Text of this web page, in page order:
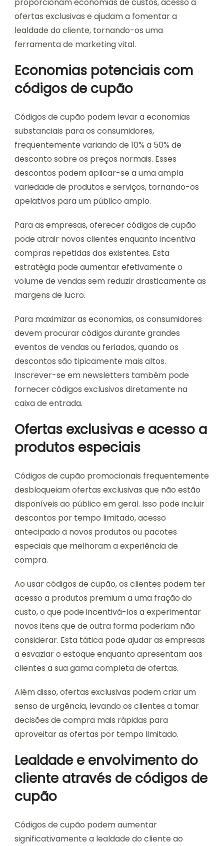
ofertas exclusivas e ajudam a fomentar a
lealdade do cliente, tornando-os uma
ferramenta de marketing vital.
Economias potenciais com
códigos de cupão
Códigos de cupão podem levar a economias
substanciais para os consumidores,
frequentemente variando de 10% a 50% de
desconto sobre os preços normais. Esses
descontos podem aplicar-se a uma ampla
variedade de produtos e serviços, tornando-os
apelativos para um público amplo.
Para as empresas, oferecer códigos de cupão
pode atrair novos clientes enquanto incentiva
compras repetidas dos existentes. Esta
estratégia pode aumentar efetivamente o
volume de vendas sem reduzir drasticamente as
margens de lucro.
Para maximizar as economias, os consumidores
devem procurar códigos durante grandes
eventos de vendas ou feriados, quando os
descontos são tipicamente mais altos.
Inscrever-se em newsletters também pode
fornecer códigos exclusivos diretamente na
caixa de entrada.
Ofertas exclusivas e acesso a
produtos especiais
Códigos de cupão promocionais frequentemente
desbloqueiam ofertas exclusivas que não estão
disponíveis ao público em geral. Isso pode incluir
descontos por tempo limitado, acesso
antecipado a novos produtos ou pacotes
especiais que melhoram a experiência de
compra.
Ao usar códigos de cupão, os clientes podem ter
acesso a produtos premium a uma fração do
custo, o que pode incentivá-los a experimentar
novos itens que de outra forma poderiam não
considerar. Esta tática pode ajudar as empresas
a esvaziar o estoque enquanto apresentam aos
clientes a sua gama completa de ofertas.
Além disso, ofertas exclusivas podem criar um
senso de urgência, levando os clientes a tomar
decisões de compra mais rápidas para
aproveitar as ofertas por tempo limitado.
Lealdade e envolvimento do
cliente através de códigos de
cupão
Códigos de cupão podem aumentar
significativamente a lealdade do cliente ao